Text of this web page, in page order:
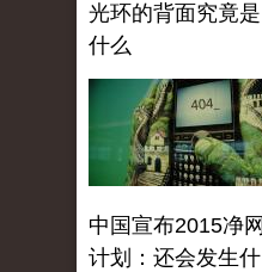
光环的背面究竟是
什么
中国宣布2015净网
计划：还会发生什